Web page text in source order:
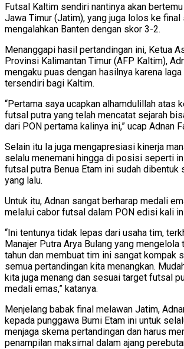
Futsal Kaltim sendiri nantinya akan
Jawa Timur (Jatim), yang juga lolos ke final
mengalahkan Banten dengan skor 3-2.
Menanggapi hasil pertandingan ini, Ketua
Provinsi Kalimantan Timur (AFP Kaltim),
mengaku puas dengan hasilnya karena
tersendiri bagi Kaltim.
“Pertama saya ucapkan alhamdulillah atas
futsal putra yang telah mencatat sejarah
dari PON pertama kalinya ini,” ucap Adnan
Selain itu Ia juga mengapresiasi kinerja
selalu menemani hingga di posisi seperti
futsal putra Benua Etam ini sudah dibentuk
yang lalu.
Untuk itu, Adnan sangat berharap medali
melalui cabor futsal dalam PON edisi kali
“Ini tentunya tidak lepas dari usaha tim,
Manajer Putra Arya Bulang yang mengelola
tahun dan membuat tim ini sangat kompak
semua pertandingan kita menangkan.
kita juga menang dan sesuai target futsal
medali emas,” katanya.
Menjelang babak final melawan Jatim,
kepada punggawa Bumi Etam ini untuk
menjaga skema pertandingan dan harus
penampilan maksimal dalam ajang